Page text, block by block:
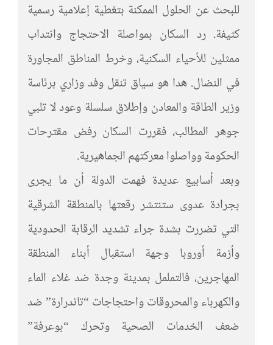
للبحث عن الحلول الممكنة بتغطية إعلامية رسمية
كثيفة. رد السكان بمواصلة الاحتجاج وانتداب
ممثلين للأحياء السكنية، وخرط المناطق المجاورة
في النضال. هدا هو سياق تنقل وفد وزاري برئاسة
وزير الطاقة والمعادن وإطلاق سلسلة وعود لا تلبي
جوهر المطالب، فقررت السكان رفض مقترحات
الحكومة وواصلوا معركتهم الجماهيرية.
وبعد أسابيع عديدة فهمت الدولة أن ما يجرى
بجرادة عدوى ستنتشر رقعتها بالمنطقة الشرقية
التي تضررت بشدة جراء تشديد الرقابة الحدودية
وأزمة أوروبا وجهة استقبال أبناء المنطقة
المهاجرين، فالتململ بمدينة وجدة ضد غلاء الماء
والكهرباء والمحروقات واحتجاجات “تاندرارة” ضد
ضعف الخدمات الصحية وتحرك “بوعرفة”